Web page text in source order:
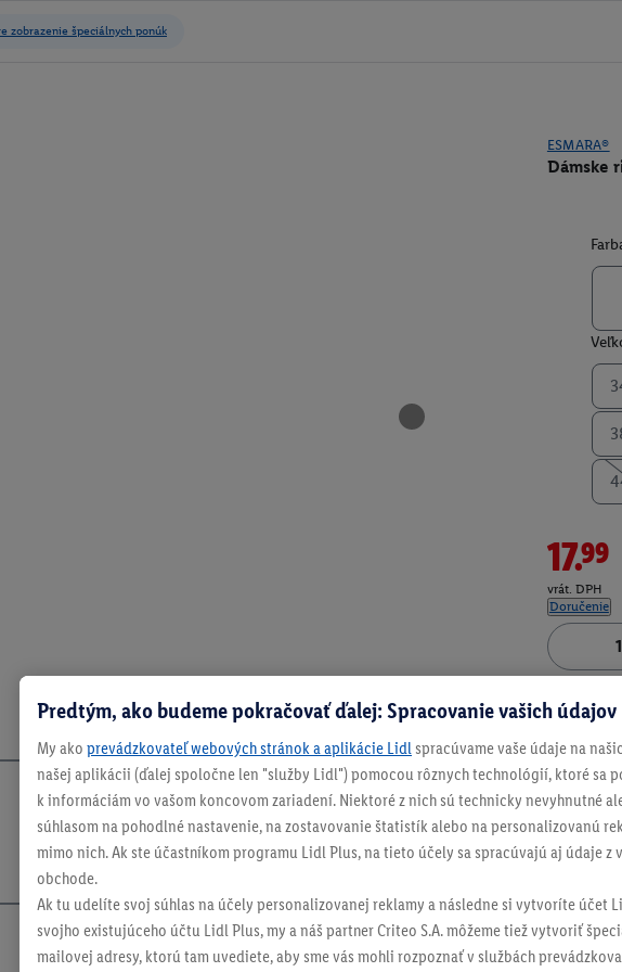
ESMARA®
Dámske
17.99
vrát. DPH
Doručenie
Predtým, ako budeme pokračovať ďalej: Spracovanie vašich údajov
My ako prevádzkovateľ webových stránok a aplikácie Lidl spracúvame vaše údaje na
našej aplikácii (ďalej spoločne len "služby Lidl") pomocou rôznych technológií, ktoré sa
k informáciám vo vašom koncovom zariadení. Niektoré z nich sú technicky nevyhnutné
súhlasom na pohodlné nastavenie, na zostavovanie štatistík alebo na personalizovanú
mimo nich. Ak ste účastníkom programu Lidl Plus, na tieto účely sa spracúvajú aj údaje z
obchode.
Ak tu udelíte svoj súhlas na účely personalizovanej reklamy a následne si vytvoríte účet
svojho existujúceho účtu Lidl Plus, my a náš partner Criteo S.A. môžeme tiež vytvoriť
mailovej adresy, ktorú tam uvediete, aby sme vás mohli rozpoznať v službách